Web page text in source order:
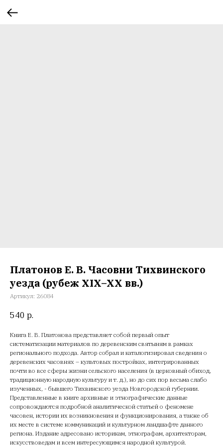
Платонов Е. В. Часовни Тихвинского
уезда (рубеж XIX–XX вв.)
Артикул: 26084
540 р.
Книга Е. В. Платонова представляет собой первый опыт
систематизации материалов по деревенским святыням в рамках
регионального подхода. Автор собрал и каталогизировал сведения о
деревенских часовнях – культовых постройках, интегрированных
почти во все сферы жизни сельского населения (в церковный обиход,
традиционную народную культуру и т. д.), но до сих пор весьма слабо
изученных, - бывшего Тихвинского уезда Новгородской губернии.
Представленные в книге архивные и этнографические данные
сопровождаются подробной аналитической статьей о феномене
часовен, истории их возникновения и функционирования, а также об
их месте в системе коммуникаций и культурном ландшафте данного
региона. Издание адресовано историкам, этнографам, архитекторам,
искусствоведам и всем интересующимся народной культурой.